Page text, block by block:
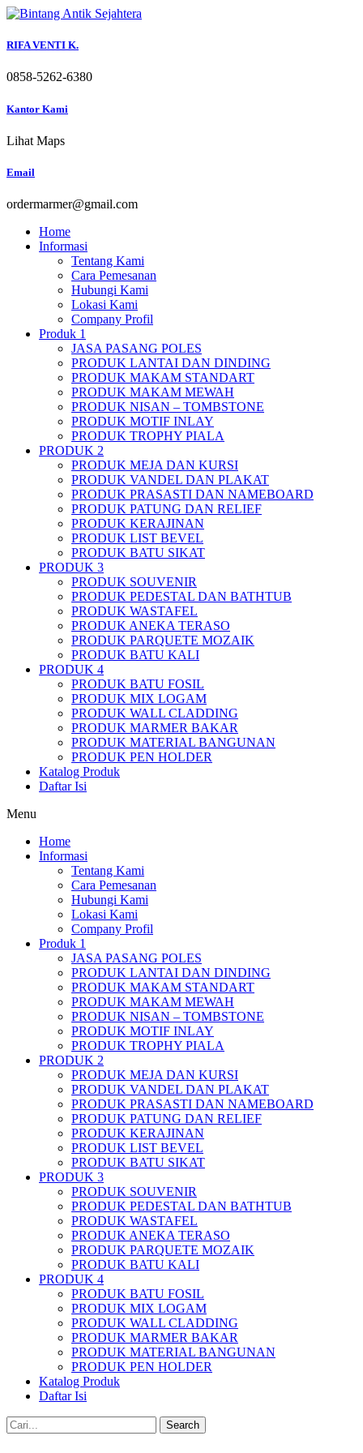
Skip
content
RIFA VENTI K.
0858-5262-6380
Kantor Kami
Lihat Maps
Email
ordermarmer@gmail.com
Home
Informasi
Tentang Kami
Cara Pemesanan
Hubungi Kami
Lokasi Kami
Company Profil
Produk 1
JASA PASANG POLES
PRODUK LANTAI DAN DINDING
PRODUK MAKAM STANDART
PRODUK MAKAM MEWAH
PRODUK NISAN – TOMBSTONE
PRODUK MOTIF INLAY
PRODUK TROPHY PIALA
PRODUK 2
PRODUK MEJA DAN KURSI
PRODUK VANDEL DAN PLAKAT
PRODUK PRASASTI DAN NAMEBOARD
PRODUK PATUNG DAN RELIEF
PRODUK KERAJINAN
PRODUK LIST BEVEL
PRODUK BATU SIKAT
PRODUK 3
PRODUK SOUVENIR
PRODUK PEDESTAL DAN BATHTUB
PRODUK WASTAFEL
PRODUK ANEKA TERASO
PRODUK PARQUETE MOZAIK
PRODUK BATU KALI
PRODUK 4
PRODUK BATU FOSIL
PRODUK MIX LOGAM
PRODUK WALL CLADDING
PRODUK MARMER BAKAR
PRODUK MATERIAL BANGUNAN
PRODUK PEN HOLDER
Katalog Produk
Daftar Isi
Menu
Home
Informasi
Tentang Kami
Cara Pemesanan
Hubungi Kami
Lokasi Kami
Company Profil
Produk 1
JASA PASANG POLES
PRODUK LANTAI DAN DINDING
PRODUK MAKAM STANDART
PRODUK MAKAM MEWAH
PRODUK NISAN – TOMBSTONE
PRODUK MOTIF INLAY
PRODUK TROPHY PIALA
PRODUK 2
PRODUK MEJA DAN KURSI
PRODUK VANDEL DAN PLAKAT
PRODUK PRASASTI DAN NAMEBOARD
PRODUK PATUNG DAN RELIEF
PRODUK KERAJINAN
PRODUK LIST BEVEL
PRODUK BATU SIKAT
PRODUK 3
PRODUK SOUVENIR
PRODUK PEDESTAL DAN BATHTUB
PRODUK WASTAFEL
PRODUK ANEKA TERASO
PRODUK PARQUETE MOZAIK
PRODUK BATU KALI
PRODUK 4
PRODUK BATU FOSIL
PRODUK MIX LOGAM
PRODUK WALL CLADDING
PRODUK MARMER BAKAR
PRODUK MATERIAL BANGUNAN
PRODUK PEN HOLDER
Katalog Produk
Daftar Isi
Search